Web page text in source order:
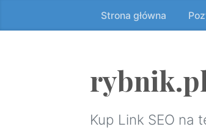
do
Strona główna
Kup Link SEO na